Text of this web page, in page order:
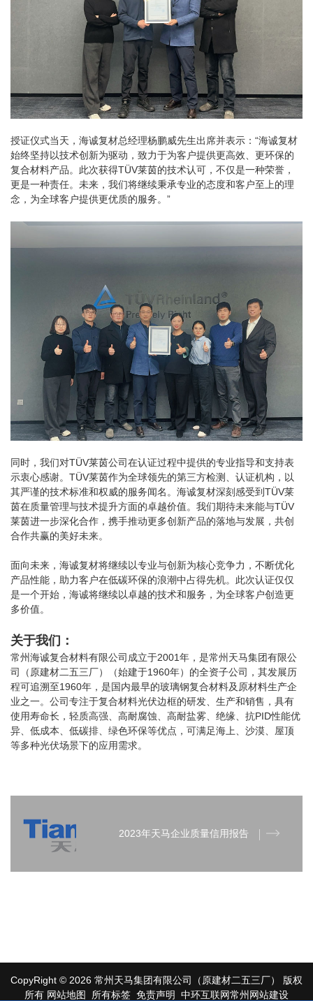
授证仪式当天，海诚复材总经理杨鹏威先生出席并表示：“海诚复材
始终坚持以技术创新为驱动，致力于为客户提供更高效、更环保的
复合材料产品。此次获得TÜV莱茵的技术认可，不仅是一种荣誉，
更是一种责任。未来，我们将继续秉承专业的态度和客户至上的理
念，为全球客户提供更优质的服务。”
同时，我们对TÜV莱茵公司在认证过程中提供的专业指导和支持表
示衷心感谢。TÜV莱茵作为全球领先的第三方检测、认证机构，以
其严谨的技术标准和权威的服务闻名。海诚复材深刻感受到TÜV莱
茵在质量管理与技术提升方面的卓越价值。我们期待未来能与TÜV
莱茵进一步深化合作，携手推动更多创新产品的落地与发展，共创
合作共赢的美好未来。
面向未来，海诚复材将继续以专业与创新为核心竞争力，不断优化
产品性能，助力客户在低碳环保的浪潮中占得先机。此次认证仅仅
是一个开始，海诚将继续以卓越的技术和服务，为全球客户创造更
多价值。
关于我们：
常州海诚复合材料有限公司成立于2001年，是常州天马集团有限公
司（原建材二五三厂）（始建于1960年）的全资子公司，其发展历
程可追溯至1960年，是国内最早的玻璃钢复合材料及原材料生产企
业之一。公司专注于复合材料光伏边框的研发、生产和销售，具有
使用寿命长，轻质高强、高耐腐蚀、高耐盐雾、绝缘、抗PID性能优
异、低成本、低碳排、绿色环保等优点，可满足海上、沙漠、屋顶
等多种光伏场景下的应用需求。
2023年天马企业质量信用报告
CopyRight © 2026 常州天马集团有限公司（原建材二五三厂） 版权
所有 网站地图 所有标签 免责声明 中环互联网常州网站建设